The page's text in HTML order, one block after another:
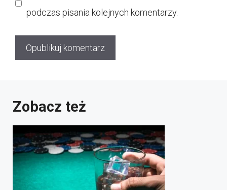
podczas pisania kolejnych komentarzy.
Zobacz też